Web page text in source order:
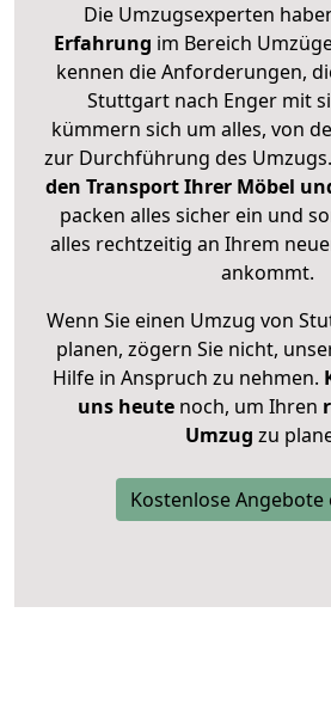
Die Umzugsexperten
Erfahrung im Bereich
kennen die Anforderungen,
Stuttgart nach Enger mit
kümmern sich um alles, von
zur Durchführung des Umzugs.
den Transport Ihrer Möbel
packen alles sicher ein und
alles rechtzeitig an Ihrem
ankommt.
Wenn Sie einen Umzug von
planen, zögern Sie nicht,
Hilfe in Anspruch zu nehmen.
uns heutenoch, um Ihren
Umzug zu
Kostenlose Angebote